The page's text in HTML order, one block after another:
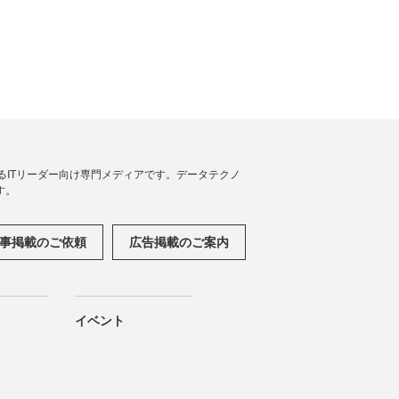
リーダー向け専門メディアです。データテクノ
掲載のご依頼 広告掲載のご案内
イベント